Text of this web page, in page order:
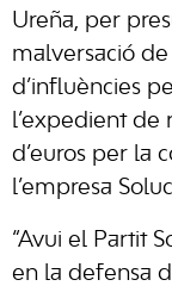
Ureña, per
malversació
d’influències
l’expedient de
d’euros per la
l’empresa
“Avui el Partit
en la defensa